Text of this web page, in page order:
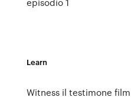
Learn
Witness il testimone film